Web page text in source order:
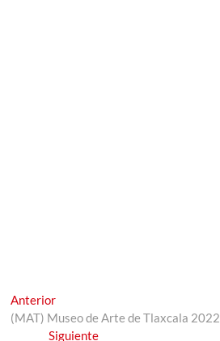
Navegación
de
AnteriorEntrada
anterior:
(MAT) Museo de Arte de Tlaxcala 2022
SiguienteEntrada